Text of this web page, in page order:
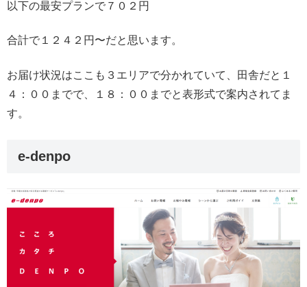
以下の最安プランで７０２円
合計で１２４２円〜だと思います。
お届け状況はここも３エリアで分かれていて、田舎だと１
４：００までで、１８：００までと表形式で案内されてま
す。
e-denpo